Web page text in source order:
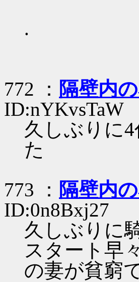
.
772 ： 隔壁内
ID:nYKvsTaW
久しぶりに
た
773 ： 隔壁内
ID:0n8Bxj27
久しぶりに
スタート早
の妻が貧窮